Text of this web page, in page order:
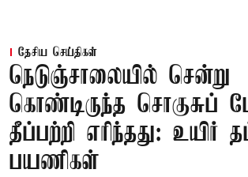
தேசிய செய்திகள்
நெடுஞ்சாலையில் சென்று
கொண்டிருந்த சொகுசுப்
தீப்பற்றி எரிந்தது: உயிர்
பயணிகள்